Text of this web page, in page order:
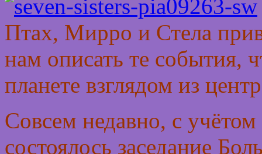
Птах, Мирро и Стела
нам описать те события,
планете взглядом из
Совсем недавно, с
состоялось заседание